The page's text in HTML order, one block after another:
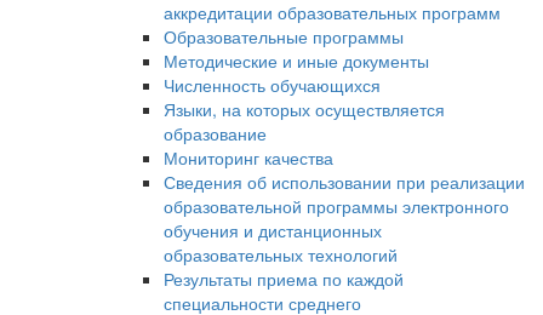
аккредитации образовательных программ
Образовательные программы
Методические и иные документы
Численность обучающихся
Языки, на которых осуществляется
образование
Мониторинг качества
Сведения об использовании при реализации
образовательной программы электронного
обучения и дистанционных
образовательных технологий
Результаты приема по каждой
специальности среднего